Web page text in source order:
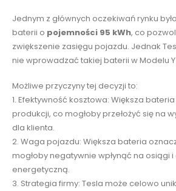
Jednym z głównych oczekiwań rynku
baterii o pojemności 95 kWh, co
zwiększenie zasięgu pojazdu. Jednak
nie wprowadzać takiej baterii w Modelu
Możliwe przyczyny tej decyzji to:
1. Efektywność kosztowa: Większa
produkcji, co mogłoby przełożyć się na
dla klienta.
2. Waga pojazdu: Większa bateria
mogłoby negatywnie wpłynąć na osiągi
energetyczną.
3. Strategia firmy: Tesla może celowo